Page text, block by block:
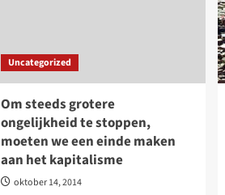
Uncategorized
Om steeds grotere
ongelijkheid te stoppen,
moeten we een einde maken
aan het kapitalisme
oktober 14, 2014